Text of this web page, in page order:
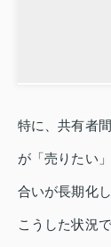
特に、共有者
が「売りたい
合いが長期化
こうした状況